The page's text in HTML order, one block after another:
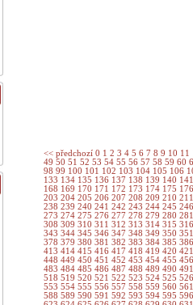
<< předchozí 0 1 2 3 4 5 6 7 8 9 10 11
49 50 51 52 53 54 55 56 57 58 59 60
98 99 100 101 102 103 104 105 106
133 134 135 136 137 138 139 140
168 169 170 171 172 173 174 175
203 204 205 206 207 208 209 210
238 239 240 241 242 243 244 245
273 274 275 276 277 278 279 280
308 309 310 311 312 313 314 315
343 344 345 346 347 348 349 350
378 379 380 381 382 383 384 385
413 414 415 416 417 418 419 420
448 449 450 451 452 453 454 455
483 484 485 486 487 488 489 490
518 519 520 521 522 523 524 525
553 554 555 556 557 558 559 560
588 589 590 591 592 593 594 595